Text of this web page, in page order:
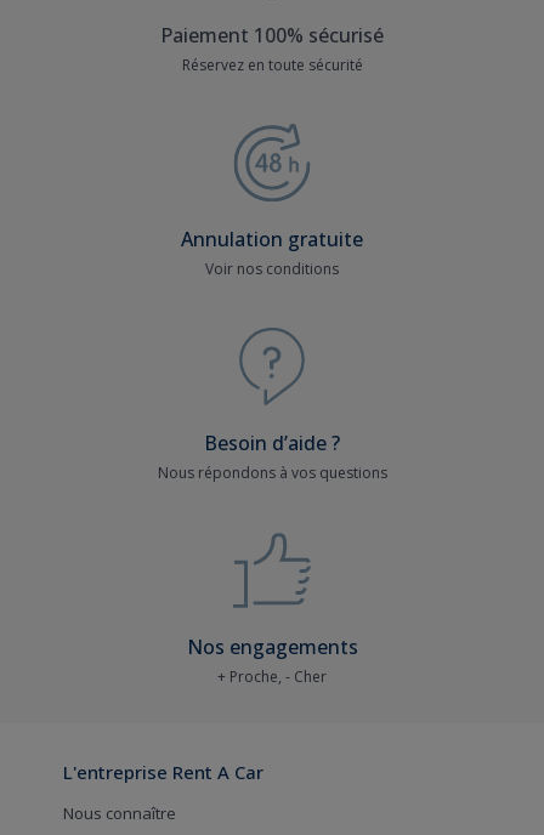
Paiement 100% sécurisé
Réservez en toute sécurité
Annulation gratuite
Voir nos conditions
Besoin d’aide ?
Nous répondons à vos questions
Nos engagements
+ Proche, - Cher
L'entreprise Rent A Car
Nous connaître